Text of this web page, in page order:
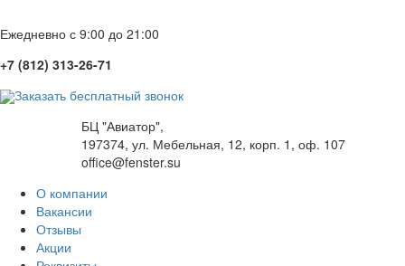
Ежедневно с 9:00 до 21:00
+7 (812) 313-26-71
Заказать бесплатный звонок
БЦ "Авиатор",
197374, ул. Мебельная, 12, корп. 1, оф. 107
office@fenster.su
О компании
Вакансии
Отзывы
Акции